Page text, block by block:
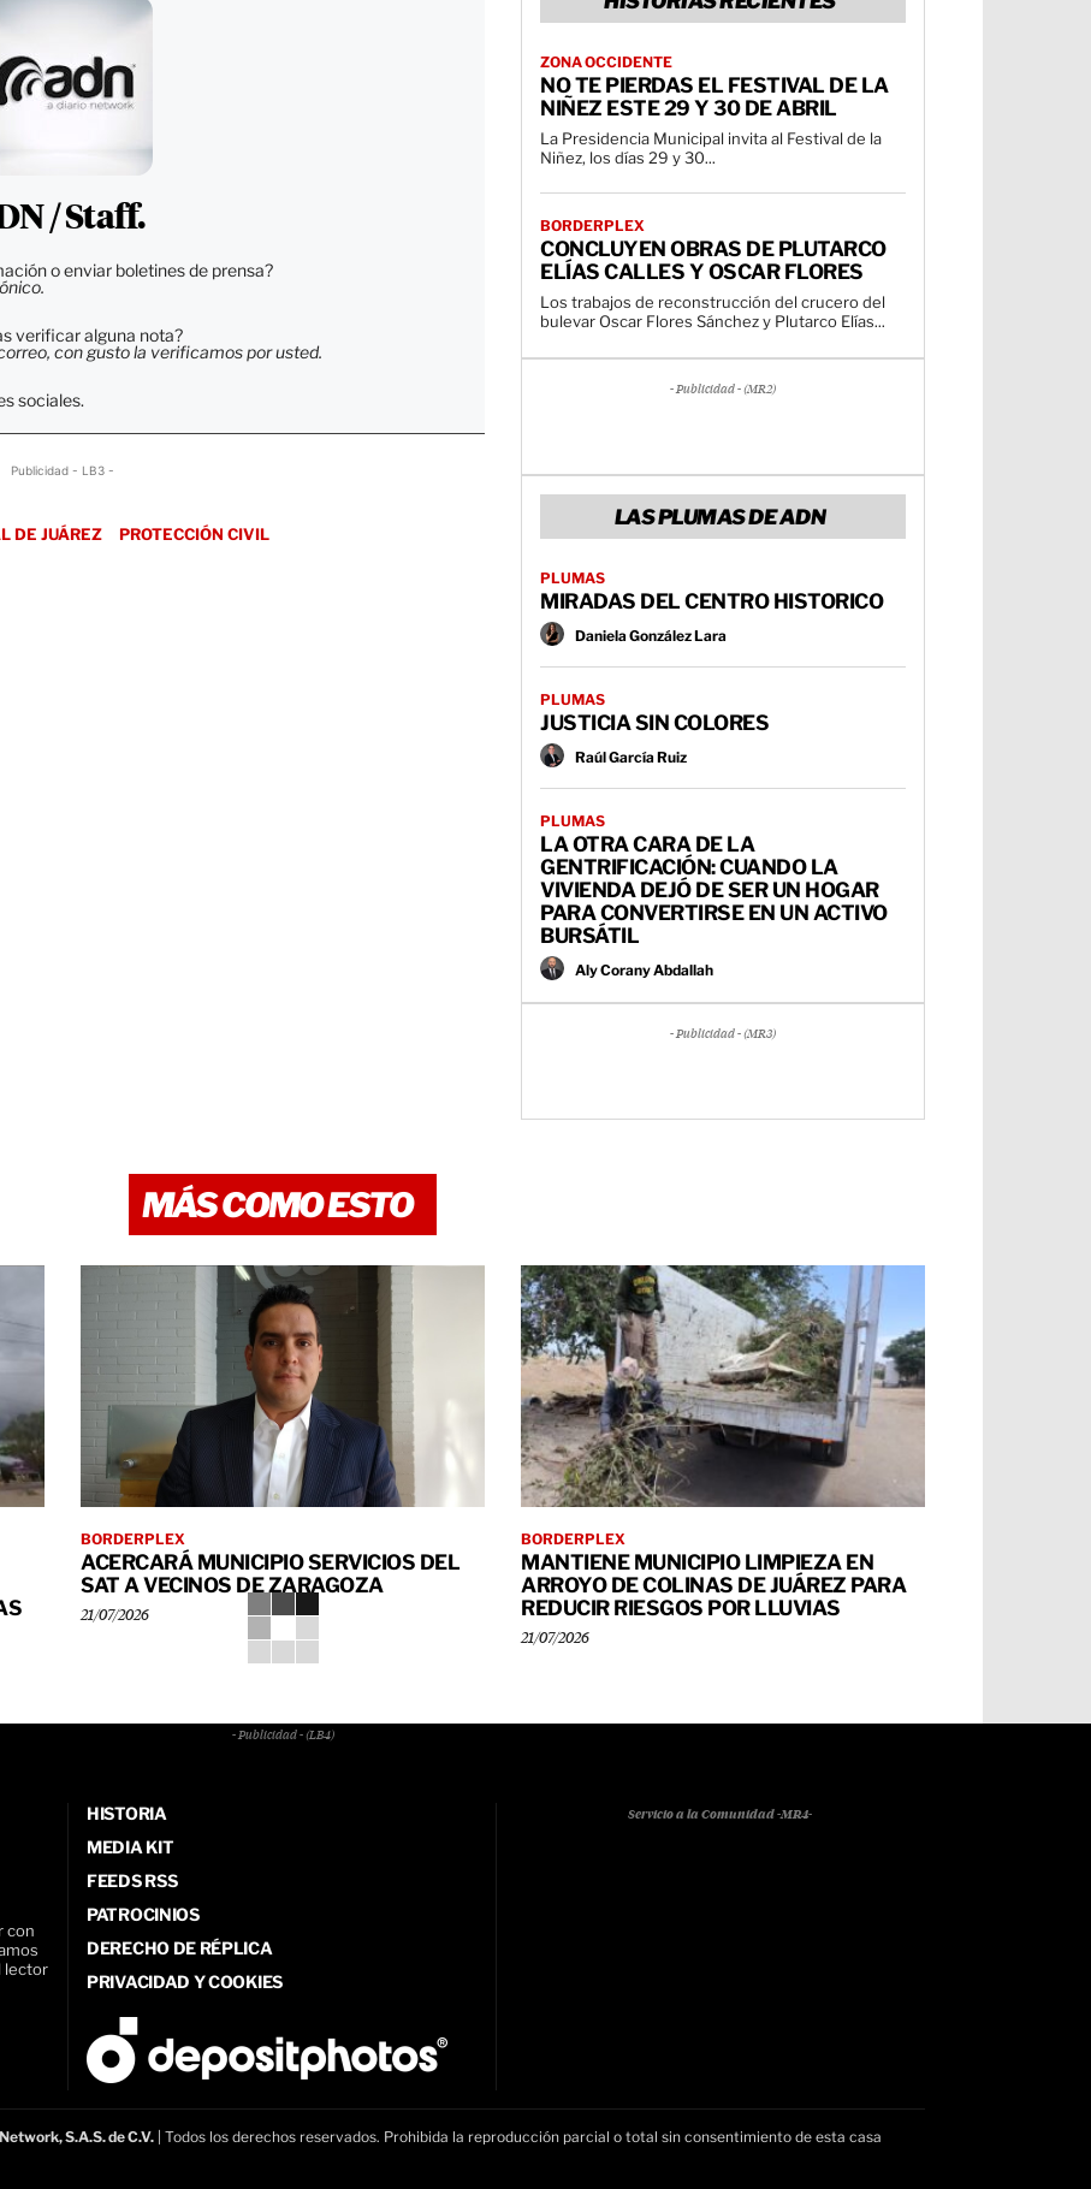
/ Staff.
o enviar boletines de prensa?
verificar alguna nota?
con gusto la verificamos por usted.
sociales.
Publicidad - LB3 -
DE JUÁREZ PROTECCIÓN CIVIL
ZONA OCCIDENTE
NO TE PIERDAS EL FESTIVAL DE LA
NIÑEZ ESTE 29 Y 30 DE ABRIL
La Presidencia Municipal invita al Festival de la
Niñez, los días 29 y 30...
BORDERPLEX
CONCLUYEN OBRAS DE PLUTARCO
ELÍAS CALLES Y OSCAR FLORES
Los trabajos de reconstrucción del crucero del
bulevar Oscar Flores Sánchez y Plutarco Elías...
- Publicidad - (MR2)
LAS PLUMAS DE ADN
PLUMAS
MIRADAS DEL CENTRO HISTORICO
Daniela González Lara
PLUMAS
JUSTICIA SIN COLORES
Raúl García Ruiz
PLUMAS
LA OTRA CARA DE LA
GENTRIFICACIÓN: CUANDO LA
VIVIENDA DEJÓ DE SER UN HOGAR
PARA CONVERTIRSE EN UN ACTIVO
BURSÁTIL
Aly Corany Abdallah
- Publicidad - (MR3)
MÁS COMO ESTO
BORDERPLEX
ACERCARÁ MUNICIPIO SERVICIOS DEL
SAT A VECINOS DE ZARAGOZA
21/07/2026
BORDERPLEX
MANTIENE MUNICIPIO LIMPIEZA EN
ARROYO DE COLINAS DE JUÁREZ PARA
REDUCIR RIESGOS POR LLUVIAS
21/07/2026
- Publicidad - (LB4)
con
lector
HISTORIA
MEDIA KIT
FEEDS RSS
PATROCINIOS
DERECHO DE RÉPLICA
PRIVACIDAD Y COOKIES
Servicio a la Comunidad -MR4-
S.A.S. de C.V. | Todos los derechos reservados. Prohibida la reproducción parcial o total sin consentimiento de esta casa